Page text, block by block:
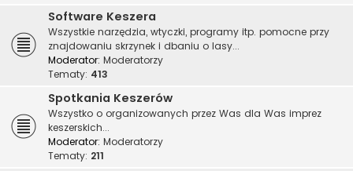
Software Keszera
Wszystkie narzędzia, wtyczki, programy itp. pomocne przy
znajdowaniu skrzynek i dbaniu o lasy...
Moderator: Moderatorzy
Tematy: 413
Spotkania Keszerów
Wszystko o organizowanych przez Was dla Was imprez
keszerskich...
Moderator: Moderatorzy
Tematy: 211